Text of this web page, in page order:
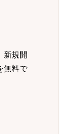
新規開
無料で